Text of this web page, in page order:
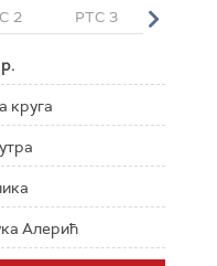
2 РТС 3 РТС
круга
Алерић